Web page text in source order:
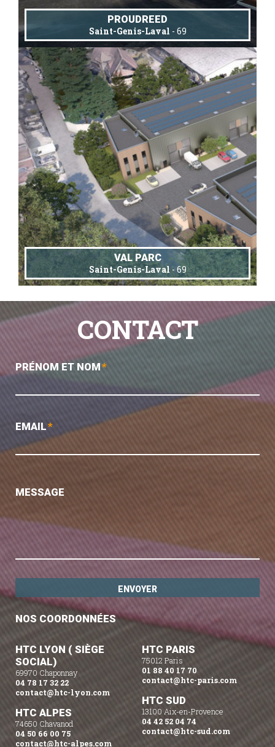
PROUDREED
Saint-Genis-Laval - 69
VAL PARC
Saint-Genis-Laval- 69
CONTACT
PRÉNOM ET NOM*
EMAIL*
MESSAGE
NOS COORDONNÉES
HTC LYON ( SIÈGE
SOCIAL)
69970 Chaponnay
04 78 17 32 22
contact@htc-lyon.com
HTC ALPES
74650 Chavanod
04 50 66 00 75
contact@htc-alpes.com
HTC PARIS
75012 Paris
01 88 40 17 70
contact@htc-paris.com
HTC SUD
13100 Aix-en-Provence
04 42 52 04 74
contact@htc-sud.com